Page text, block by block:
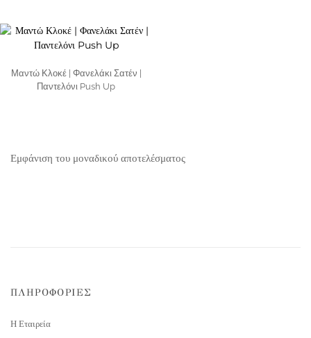
Μαντώ Κλοκέ | Φανελάκι Σατέν |
Παντελόνι Push Up
Εμφάνιση του μοναδικού αποτελέσματος
ΠΛΗΡΟΦΟΡΙΕΣ
Η Εταιρεία